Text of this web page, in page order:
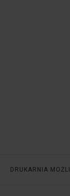
DRUKARNIA